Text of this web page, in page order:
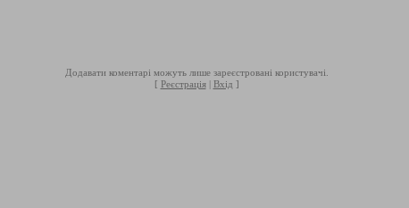
Додавати коментарі можуть лише зареєстровані користувачі.
[ Реєстрація| Вхід ]